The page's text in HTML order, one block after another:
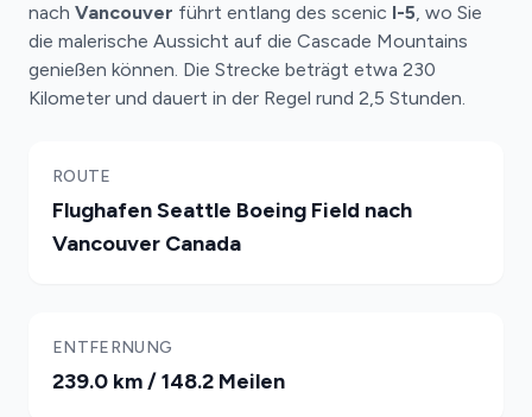
nach Vancouver führt entlang des scenic I-5, wo Sie
die malerische Aussicht auf die Cascade Mountains
genießen können. Die Strecke beträgt etwa 230
Kilometer und dauert in der Regel rund 2,5 Stunden.
ROUTE
Flughafen Seattle Boeing Field nach
Vancouver Canada
ENTFERNUNG
239.0 km / 148.2 Meilen